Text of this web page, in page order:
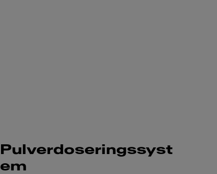
Pulverdoseringssyst
em